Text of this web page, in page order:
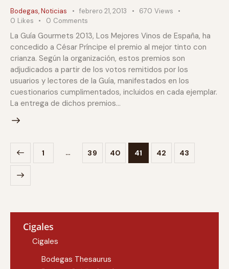
Bodegas,Noticias febrero 21, 2013 670 Views
0 Likes 0 Comments
La Guía Gourmets 2013, Los Mejores Vinos de España, ha
concedido a César Príncipe el premio al mejor tinto con
crianza. Según la organización, estos premios son
adjudicados a partir de los votos remitidos por los
usuarios y lectores de la Guía, manifestados en los
cuestionarios cumplimentados, incluidos en cada ejemplar.
La entrega de dichos premios…
1 … 39 40 41 42 43
Cigales
Cigales
Bodegas Thesaurus